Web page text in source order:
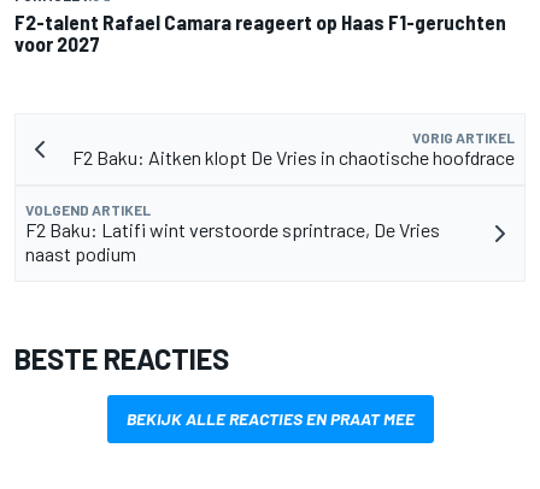
F2-talent Rafael Camara reageert op Haas F1-geruchten
voor 2027
VORIG ARTIKEL
F2 Baku: Aitken klopt De Vries in chaotische hoofdrace
VOLGEND ARTIKEL
F2 Baku: Latifi wint verstoorde sprintrace, De Vries
naast podium
BESTE REACTIES
BEKIJK ALLE REACTIES EN PRAAT MEE